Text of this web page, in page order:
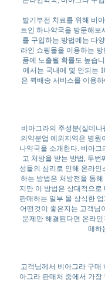
발기부전 치료를 위해 비
트인 하나약국을 방문해보
를 구입하는 방법에는 다
라인 쇼핑몰을 이용하는
품에 노출될 확률도 높습
에서는 국내에 몇 안되는
은 퀵배송 서비스를 이용
비아그라의 주성분(실데
의약분업 예외지역은 병원
나약국을 소개한다. 비아
고 처방을 받는 방법, 두
성들의 심리로 인해 온라
하는 방법은 처방전을 통
지만 이 방법은 상대적으
판매하는 일부 몰 상식한
어떤것이 좋은지는 고객님
문제만 해결된다면 온라
매하
고객님께서 비아그라 구매
아그라 판매처 중에서 가